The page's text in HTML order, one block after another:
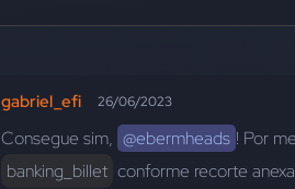
gabriel_efi 26/06/2023
Consegue sim, @ebermheads ! Por
banking_billet